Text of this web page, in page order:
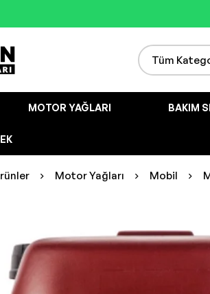
MOTOR YAĞLARI BAKIM
Motor Yağları Mobil